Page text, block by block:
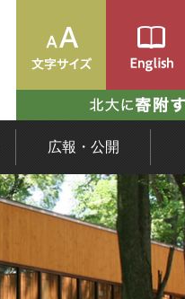
広報・公開